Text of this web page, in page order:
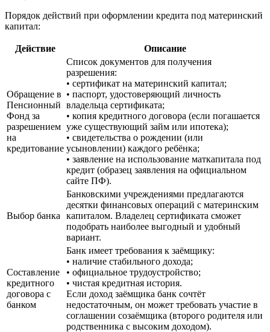
Порядок действий при оформлении кредита под материнский
капитал:
Действие Описание
Обращение в
Пенсионный
Фонд за
разрешением
на
кредитование
Список документов для получения
разрешения:
• сертификат на материнский капитал;
• паспорт, удостоверяющий личность
владельца сертификата;
• копия кредитного договора (если погашается
уже существующий займ или ипотека);
• свидетельства о рождении (или
усыновлении) каждого ребёнка;
• заявление на использование маткапитала под
кредит (образец заявления на официальном
сайте ПФ).
Выбор банка
Банковскими учреждениями предлагаются
десятки финансовых операций с материнским
капиталом. Владелец сертификата сможет
подобрать наиболее выгодный и удобный
вариант.
Составление
кредитного
договора с
банком
Банк имеет требования к заёмщику:
• наличие стабильного дохода;
• официальное трудоустройство;
• чистая кредитная история.
Если доход заёмщика банк сочтёт
недостаточным, он может требовать участие в
соглашении созаёмщика (второго родителя или
родственника с высоким доходом).